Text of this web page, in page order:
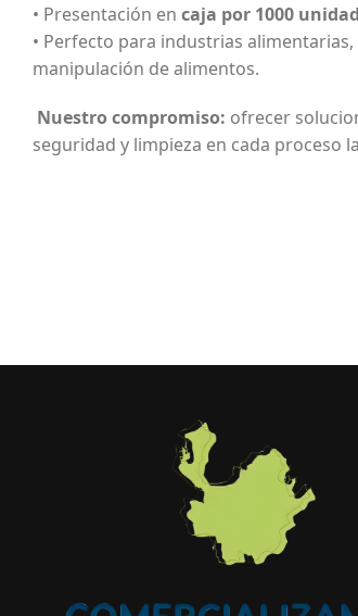
• Presentación en caja por 1000
• Perfecto para industrias
manipulación de alimentos.
Nuestro compromiso: ofrecer
seguridad y limpieza en cada proceso